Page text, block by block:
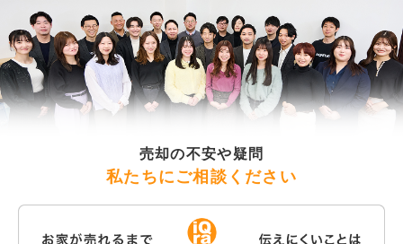
売却の不安や疑問
私たちにご相談ください